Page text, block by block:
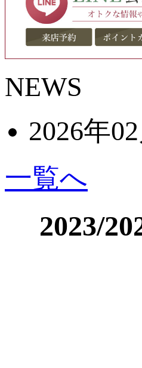
NEWS
2026年
一覧へ
2023/